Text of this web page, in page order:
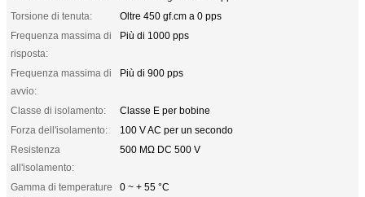
Torsione di tenuta:
Oltre 450 gf.cm a 0 pps
Frequenza massima di
risposta:
Più di 1000 pps
Frequenza massima di
avvio:
Più di 900 pps
Classe di isolamento:
Classe E per bobine
Forza dell'isolamento:
100 V AC per un secondo
Resistenza
all'isolamento:
500 MΩ DC 500 V
Gamma di temperature
0 ~ + 55 °C